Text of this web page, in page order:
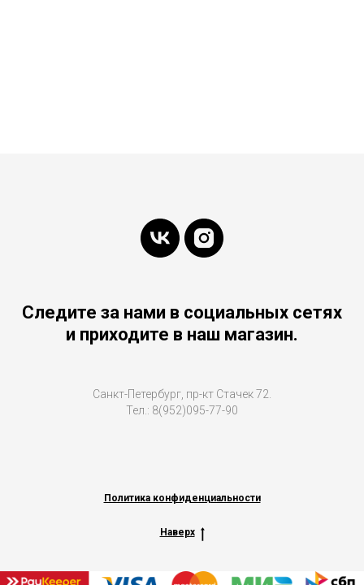
Следите за нами в социальных сетях
и приходите в наш магазин.
Санкт-Петербург, пр-кт Стачек 72.
Тел.: 8(952)095-77-90
Политика конфиденциальности
Наверх